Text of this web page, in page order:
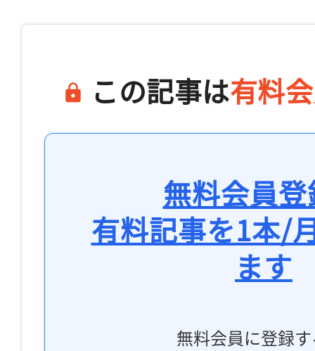
この記事は有料
無料会員
有料記事を1本/
ます
無料会員に登録